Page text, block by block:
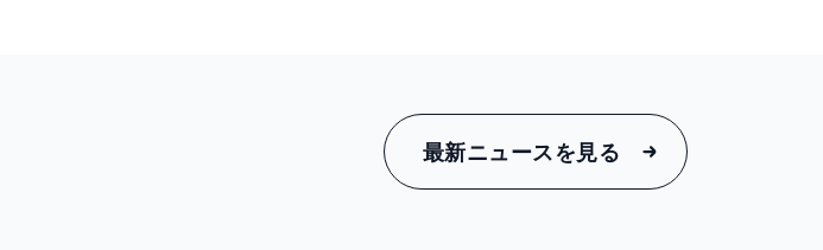
最新ニュースを見る